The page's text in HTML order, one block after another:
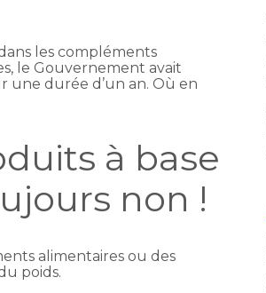
les compléments
le Gouvernement avait
durée d’un an. Où en
à base
non !
alimentaires ou des
poids.